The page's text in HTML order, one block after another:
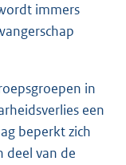
immers
in
een
beperkt zich
deel van de